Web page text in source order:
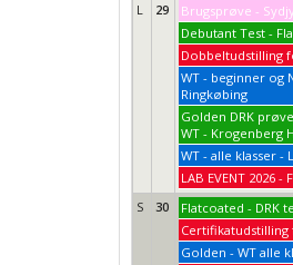
L
29
Brugsprøve -
Debutant Test -
Dobbeltudstilling
WT - beginner og
Ringkøbing
Golden DRK
WT - Krogenberg
WT - alle klasser -
LAB EVENT 2026
S
30
Flatcoated - DRK
Certifikatudstilling
Golden - WT alle